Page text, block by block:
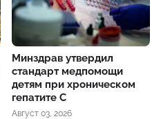
Минздрав утвердил
стандарт медпомощи
детям при хроническом
гепатите С
Август 03, 2026